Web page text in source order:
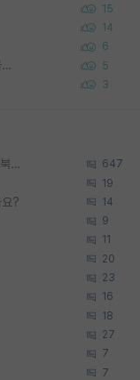
15
14
6
정보보안 연구하는 입장에선 식별가능한 사진을 올리는건 비추이긴함 5
3
[무료] 2026 미국 대학원 유학 스타터팩 - 가이드북 & 합격자 컨택메일 템플릿 647
19
? 14
9
11
20
23
16
18
27
7
7